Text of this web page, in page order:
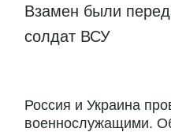
Взамен были
солдат ВСУ
Россия и Украина
военнослужащими.